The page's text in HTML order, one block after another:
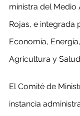
ministra del Medio
Rojas, e integrada
Economía,
Agricultura y
El Comité de
instancia